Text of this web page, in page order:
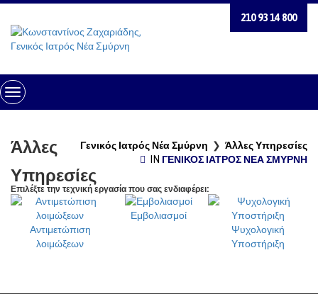
210 93 14 800
Toggle
Navigation
Γενικός Ιατρός Νέα Σμύρνη ❯ Άλλες Υπηρεσίες
IN ΓΕΝΙΚΌΣ ΙΑΤΡΌΣ ΝΈΑ ΣΜΎΡΝΗ
Άλλες
Υπηρεσίες
Επιλέξτε την τεχνική εργασία που σας ενδιαφέρει:
Αντιμετώπιση
λοιμώξεων
Εμβολιασμοί
Ψυχολογική
Υποστήριξη